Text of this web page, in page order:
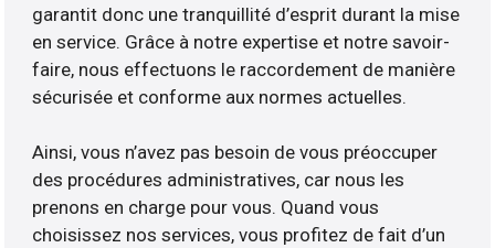
garantit donc une tranquillité d’esprit durant la mise
en service. Grâce à notre expertise et notre savoir-
faire, nous effectuons le raccordement de manière
sécurisée et conforme aux normes actuelles.
Ainsi, vous n’avez pas besoin de vous préoccuper
des procédures administratives, car nous les
prenons en charge pour vous. Quand vous
choisissez nos services, vous profitez de fait d’un